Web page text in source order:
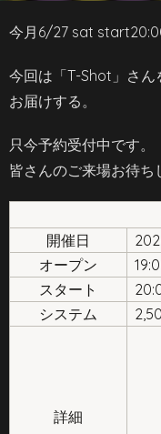
今月6/27 sat
今回は「T-Shot」さ
お届けする。
只今予約受付中です。
皆さんのご来場お待ち
開催日
オープン
スタート
システム
詳細